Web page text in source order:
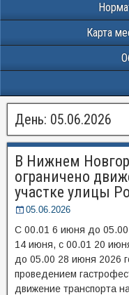
Карта
День: 05.06.2026
В Нижнем
ограничено
участке улицы
05.06.2026
С 00.01 6 июня до
14 июня, с 00.01 20
до 05.00 28 июня 2026
проведением
движение транспорта